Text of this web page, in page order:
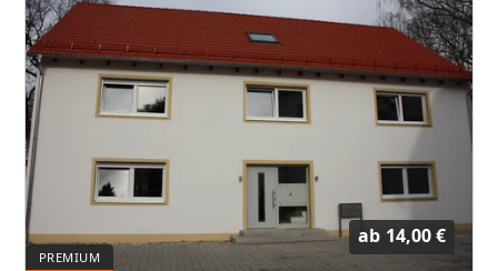
ab 14,00 €